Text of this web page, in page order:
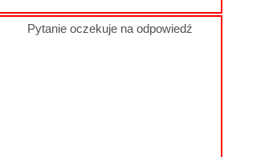
Pytanie oczekuje na odpowiedź